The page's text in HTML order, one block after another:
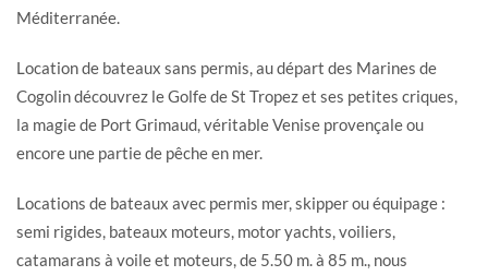
Méditerranée.
Location de bateaux sans permis, au départ des Marines de
Cogolin découvrez le Golfe de St Tropez et ses petites criques,
la magie de Port Grimaud, véritable Venise provençale ou
encore une partie de pêche en mer.
Locations de bateaux avec permis mer, skipper ou équipage :
semi rigides, bateaux moteurs, motor yachts, voiliers,
catamarans à voile et moteurs, de 5.50 m. à 85 m., nous